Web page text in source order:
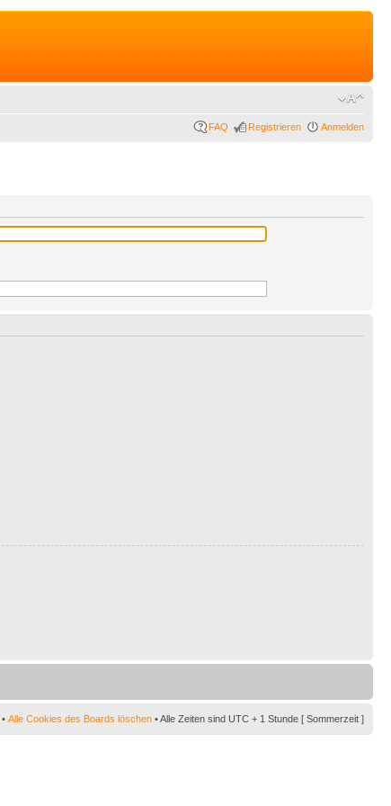
FAQ Registrieren Anmelden
• Alle Cookies des Boards löschen • Alle Zeiten sind UTC + 1 Stunde [ Sommerzeit ]